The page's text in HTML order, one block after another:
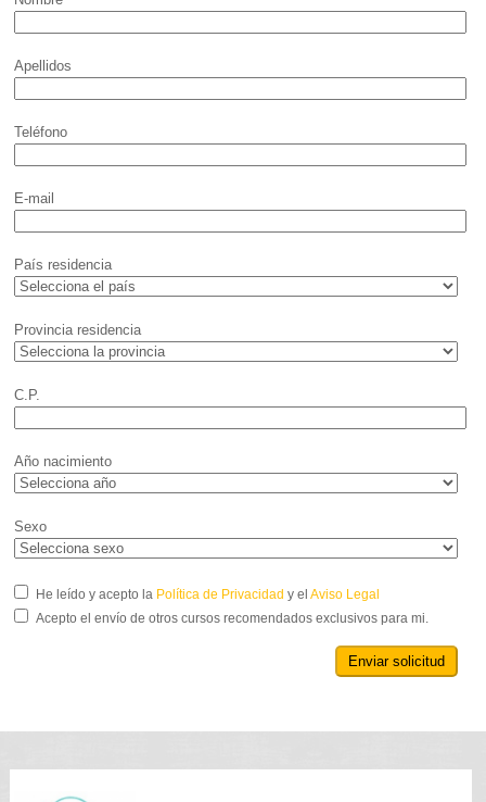
Apellidos
Teléfono
E-mail
País residencia
Provincia residencia
C.P.
Año nacimiento
Sexo
He leído y acepto la Política de Privacidad y el Aviso Legal
Acepto el envío de otros cursos recomendados exclusivos para mi.
Enviar solicitud